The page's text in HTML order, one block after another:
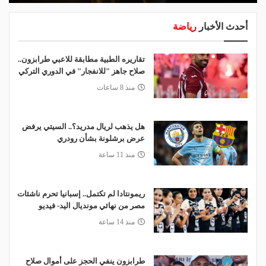
أحدث الأخبار رياضة
تقاريره الطبية مطابقة للاعبي طرابزون..
صلاح جاهز "للانفجار" في الدوري التركي
منذ 8 ساعات
هل يذهب لريال مدريد؟.. السيتي يرفض
عرض برشلونة بشأن رودري
منذ 11 ساعة
ريمونتادا لم تكتمل.. إسبانيا تحرم ناشئات
مصر من نهائي مونديال اليد- فيديو
منذ 14 ساعة
طرابزون ينفي الحجز على أموال صلاح